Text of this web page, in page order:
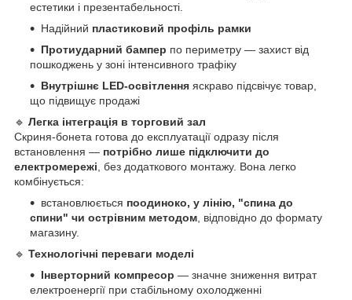
естетики і презентабельності.
Надійний пластиковий профіль рамки
Протиударний бампер по периметру — захист від
пошкоджень у зоні інтенсивного трафіку
Внутрішнє LED-освітлення яскраво підсвічує товар,
що підвищує продажі
🔹 Легка інтеграція в торговий зал
Скриня-бонета готова до експлуатації одразу після
встановлення — потрібно лише підключити до
електромережі, без додаткового монтажу. Вона легко
комбінується:
встановлюється поодиноко, у лінію, "спина до
спини" чи острівним методом, відповідно до формату
магазину.
🔹 Технологічні переваги моделі
Інверторний компресор — значне зниження витрат
електроенергії при стабільному охолодженні